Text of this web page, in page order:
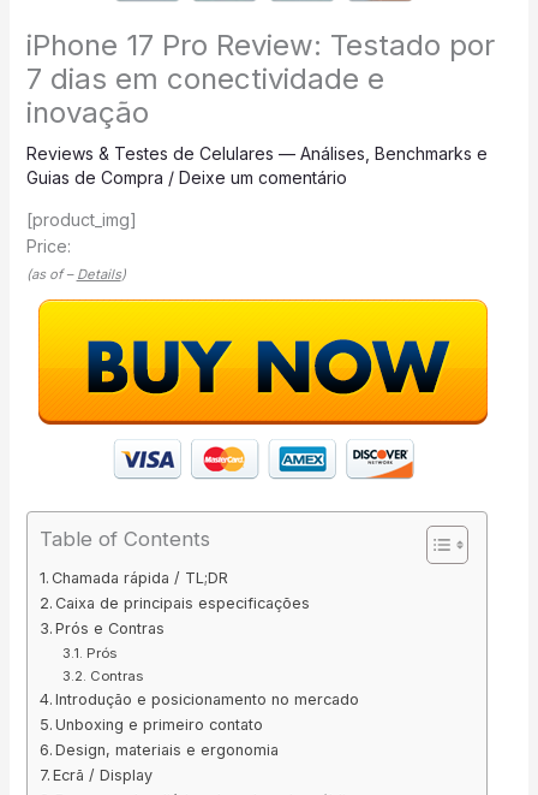
iPhone 17 Pro Review: Testado por
7 dias em conectividade e
inovação
Reviews & Testes de Celulares — Análises, Benchmarks e
Guias de Compra / Deixe um comentário
[product_img]
Price:
(as of – Details)
Table of Contents
Chamada rápida / TL;DR
Caixa de principais especificações
Prós e Contras
Prós
Contras
Introdução e posicionamento no mercado
Unboxing e primeiro contato
Design, materiais e ergonomia
Ecrã / Display